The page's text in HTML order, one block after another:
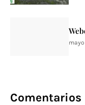
mayo
Comentarios